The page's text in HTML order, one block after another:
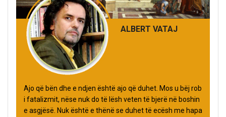
ALBERT VATAJ
Ajo që bën dhe e ndjen është ajo që duhet. Mos u bëj rob
i fatalizmit, nëse nuk do të lësh veten të bjerë në boshin
e asgjësë. Nuk është e thënë se duhet të ecësh me hapa